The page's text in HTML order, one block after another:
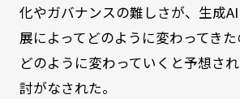
化やガバナンスの難しさが、生成
展によってどのように変わってき
どのように変わっていくと予想さ
討がなされた。